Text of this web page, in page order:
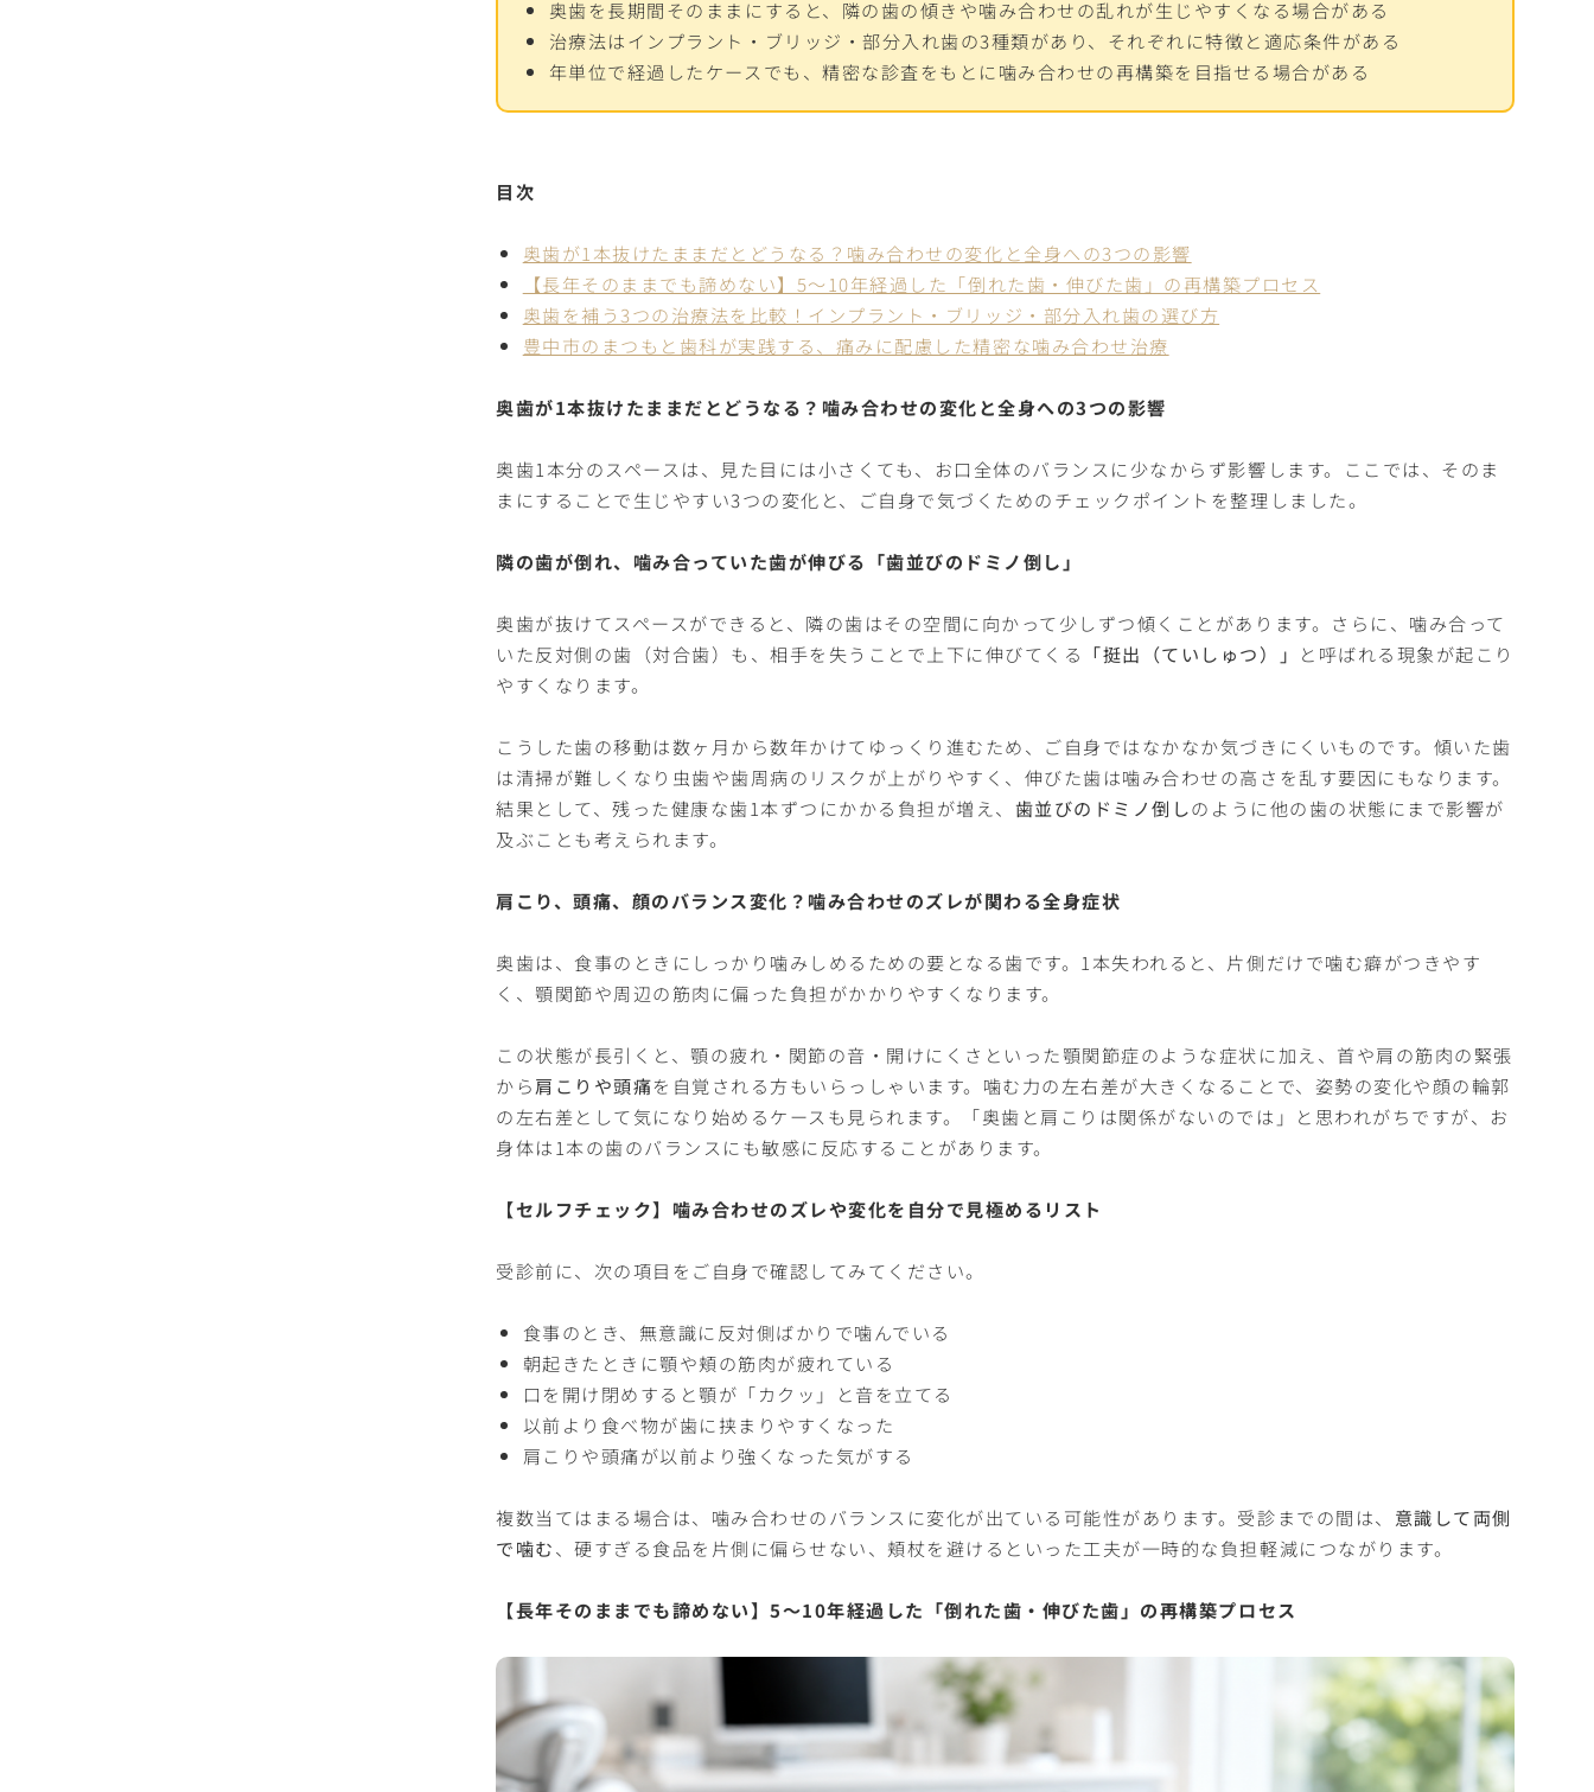
奥歯を長期間そのままにすると、隣の歯の傾きや噛み合わせの乱れが生じやすくなる場合がある
治療法はインプラント・ブリッジ・部分入れ歯の3種類があり、それぞれに特徴と適応条件がある
年単位で経過したケースでも、精密な診査をもとに噛み合わせの再構築を目指せる場合がある
目次
奥歯が1本抜けたままだとどうなる？噛み合わせの変化と全身への3つの影響
【長年そのままでも諦めない】5〜10年経過した「倒れた歯・伸びた歯」の再構築プロセス
奥歯を補う3つの治療法を比較！インプラント・ブリッジ・部分入れ歯の選び方
豊中市のまつもと歯科が実践する、痛みに配慮した精密な噛み合わせ治療
奥歯が1本抜けたままだとどうなる？噛み合わせの変化と全身への3つの影響
奥歯1本分のスペースは、見た目には小さくても、お口全体のバランスに少なからず影響します。ここでは、そのま
まにすることで生じやすい3つの変化と、ご自身で気づくためのチェックポイントを整理しました。
隣の歯が倒れ、噛み合っていた歯が伸びる「歯並びのドミノ倒し」
奥歯が抜けてスペースができると、隣の歯はその空間に向かって少しずつ傾くことがあります。さらに、噛み合って
いた反対側の歯（対合歯）も、相手を失うことで上下に伸びてくる 「挺出（ていしゅつ）」 と呼ばれる現象が起こり
やすくなります。
こうした歯の移動は数ヶ月から数年かけてゆっくり進むため、ご自身ではなかなか気づきにくいものです。傾いた歯
は清掃が難しくなり虫歯や歯周病のリスクが上がりやすく、伸びた歯は噛み合わせの高さを乱す要因にもなります。
結果として、残った健康な歯1本ずつにかかる負担が増え、 歯並びのドミノ倒しのように他の歯の状態にまで影響が
及ぶことも考えられます。
肩こり、頭痛、顔のバランス変化？噛み合わせのズレが関わる全身症状
奥歯は、食事のときにしっかり噛みしめるための要となる歯です。1本失われると、片側だけで噛む癖がつきやす
く、顎関節や周辺の筋肉に偏った負担がかかりやすくなります。
この状態が長引くと、顎の疲れ・関節の音・開けにくさといった顎関節症のような症状に加え、首や肩の筋肉の緊張
から肩こりや頭痛を自覚される方もいらっしゃいます。噛む力の左右差が大きくなることで、姿勢の変化や顔の輪郭
の左右差として気になり始めるケースも見られます。「奥歯と肩こりは関係がないのでは」と思われがちですが、お
身体は1本の歯のバランスにも敏感に反応することがあります。
【セルフチェック】噛み合わせのズレや変化を自分で見極めるリスト
受診前に、次の項目をご自身で確認してみてください。
食事のとき、無意識に反対側ばかりで噛んでいる
朝起きたときに顎や頬の筋肉が疲れている
口を開け閉めすると顎が「カクッ」と音を立てる
以前より食べ物が歯に挟まりやすくなった
肩こりや頭痛が以前より強くなった気がする
複数当てはまる場合は、噛み合わせのバランスに変化が出ている可能性があります。受診までの間は、 意識して両側
で噛む、硬すぎる食品を片側に偏らせない、頬杖を避けるといった工夫が一時的な負担軽減につながります。
【長年そのままでも諦めない】5〜10年経過した「倒れた歯・伸びた歯」の再構築プロセス